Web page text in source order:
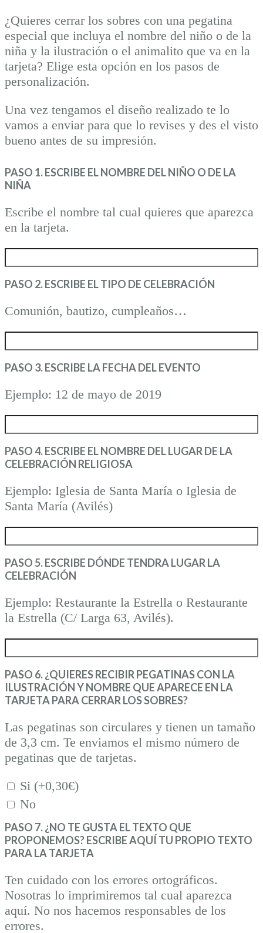
¿Quieres cerrar los sobres con una pegatina
especial que incluya el nombre del niño o de la
niña y la ilustración o el animalito que va en la
tarjeta? Elige esta opción en los pasos de
personalización.
Una vez tengamos el diseño realizado te lo
vamos a enviar para que lo revises y des el visto
bueno antes de su impresión.
PASO 1. ESCRIBE EL NOMBRE DEL NIÑO O DE LA
NIÑA
Escribe el nombre tal cual quieres que aparezca
en la tarjeta.
PASO 2. ESCRIBE EL TIPO DE CELEBRACIÓN
Comunión, bautizo, cumpleaños…
PASO 3. ESCRIBE LA FECHA DEL EVENTO
Ejemplo: 12 de mayo de 2019
PASO 4. ESCRIBE EL NOMBRE DEL LUGAR DE LA
CELEBRACIÓN RELIGIOSA
Ejemplo: Iglesia de Santa María o Iglesia de
Santa María (Avilés)
PASO 5. ESCRIBE DÓNDE TENDRA LUGAR LA
CELEBRACIÓN
Ejemplo: Restaurante la Estrella o Restaurante
la Estrella (C/ Larga 63, Avilés).
PASO 6. ¿QUIERES RECIBIR PEGATINAS CON LA
ILUSTRACIÓN Y NOMBRE QUE APARECE EN LA
TARJETA PARA CERRAR LOS SOBRES?
Las pegatinas son circulares y tienen un tamaño
de 3,3 cm. Te enviamos el mismo número de
pegatinas que de tarjetas.
Si (+0,30€)
No
PASO 7. ¿NO TE GUSTA EL TEXTO QUE
PROPONEMOS? ESCRIBE AQUÍ TU PROPIO TEXTO
PARA LA TARJETA
Ten cuidado con los errores ortográficos.
Nosotras lo imprimiremos tal cual aparezca
aquí. No nos hacemos responsables de los
errores.